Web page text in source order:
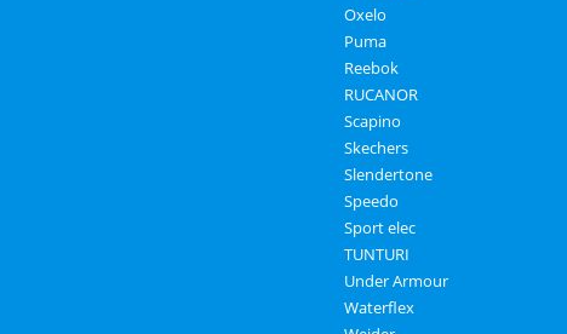
Oxelo
Puma
Reebok
RUCANOR
Scapino
Skechers
Slendertone
Speedo
Sport elec
TUNTURI
Under Armour
Waterflex